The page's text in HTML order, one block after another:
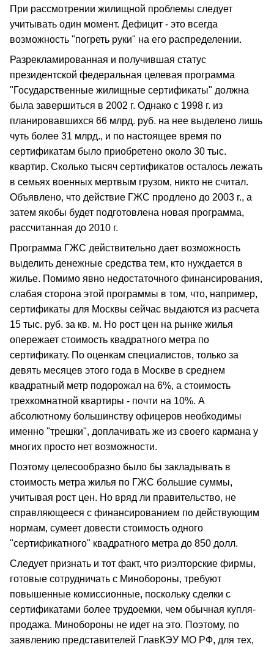
При рассмотрении жилищной проблемы следует
учитывать один момент. Дефицит - это всегда
возможность "погреть руки" на его распределении.
Разрекламированная и получившая статус
президентской федеральная целевая программа
"Государственные жилищные сертификаты" должна
была завершиться в 2002 г. Однако с 1998 г. из
планировавшихся 66 млрд. руб. на нее выделено лишь
чуть более 31 млрд., и по настоящее время по
сертификатам было приобретено около 30 тыс.
квартир. Сколько тысяч сертификатов осталось лежать
в семьях военных мертвым грузом, никто не считал.
Объявлено, что действие ГЖС продлено до 2003 г., а
затем якобы будет подготовлена новая программа,
рассчитанная до 2010 г.
Программа ГЖС действительно дает возможность
выделить денежные средства тем, кто нуждается в
жилье. Помимо явно недостаточного финансирования,
слабая сторона этой программы в том, что, например,
сертификаты для Москвы сейчас выдаются из расчета
15 тыс. руб. за кв. м. Но рост цен на рынке жилья
опережает стоимость квадратного метра по
сертификату. По оценкам специалистов, только за
девять месяцев этого года в Москве в среднем
квадратный метр подорожал на 6%, а стоимость
трехкомнатной квартиры - почти на 10%. А
абсолютному большинству офицеров необходимы
именно "трешки", доплачивать же из своего кармана у
многих просто нет возможности.
Поэтому целесообразно было бы закладывать в
стоимость метра жилья по ГЖС большие суммы,
учитывая рост цен. Но вряд ли правительство, не
справляющееся с финансированием по действующим
нормам, сумеет довести стоимость одного
"сертификатного" квадратного метра до 850 долл.
Следует признать и тот факт, что риэлторские фирмы,
готовые сотрудничать с Минобороны, требуют
повышенные комиссионные, поскольку сделки с
сертификатами более трудоемки, чем обычная купля-
продажа. Минобороны не идет на это. Поэтому, по
заявлению представителей ГлавКЭУ МО РФ, для тех,